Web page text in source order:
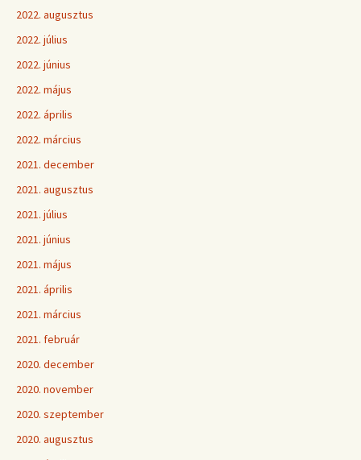
2022. augusztus
2022. július
2022. június
2022. május
2022. április
2022. március
2021. december
2021. augusztus
2021. július
2021. június
2021. május
2021. április
2021. március
2021. február
2020. december
2020. november
2020. szeptember
2020. augusztus